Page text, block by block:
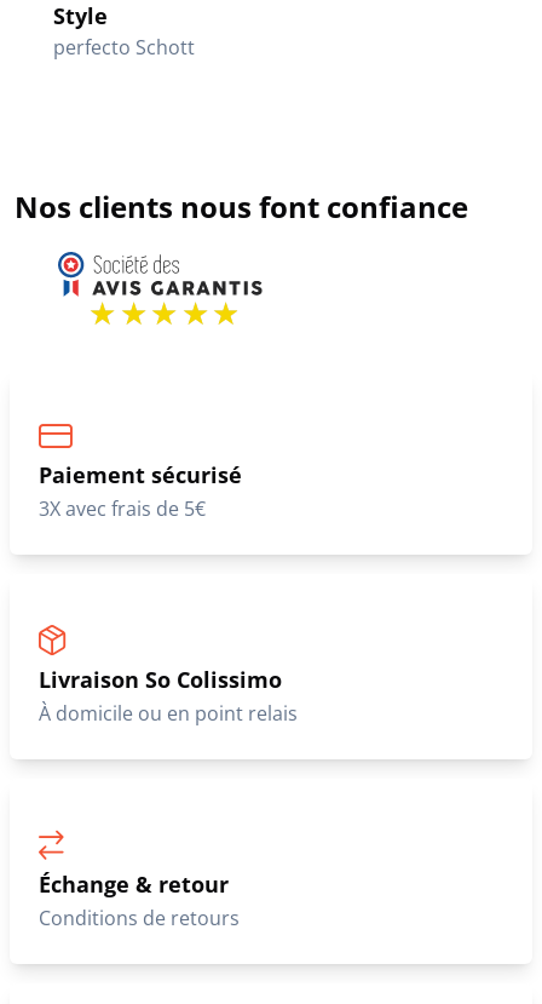
Style
perfecto Schott
Nos clients nous font confiance
Paiement sécurisé
3X avec frais de 5€
Livraison So Colissimo
À domicile ou en point relais
Échange & retour
Conditions de retours